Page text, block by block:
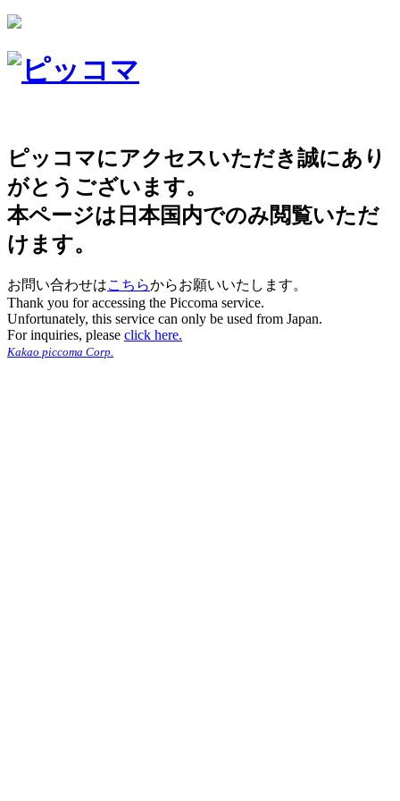
ピッコマにアクセスいただき誠にあり
がとうございます。
本ページは日本国内でのみ閲覧いただ
けます。
お問い合わせはこちらからお願いいたします。
Thank you for accessing the Piccoma service.
Unfortunately, this service can only be used from Japan.
For inquiries, please click here.
Kakao piccoma Corp.